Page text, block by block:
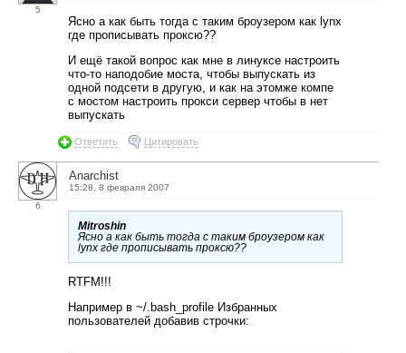
5
Ясно а как быть тогда с таким броузером как lynx
где прописывать проксю??
И ещё такой вопрос как мне в линуксе настроить
что-то наподобие моста, чтобы выпускать из
одной подсети в другую, и как на этомже компе
с мостом настроить прокси сервер чтобы в нет
выпускать
Ответить Цитировать
6
Anarchist
15:28, 8 февраля 2007
Mitroshin
Ясно а как быть тогда с таким броузером как
lynx где прописывать проксю??
RTFM!!!
Например в ~/.bash_profile Избранных
пользователей добавив строчки: